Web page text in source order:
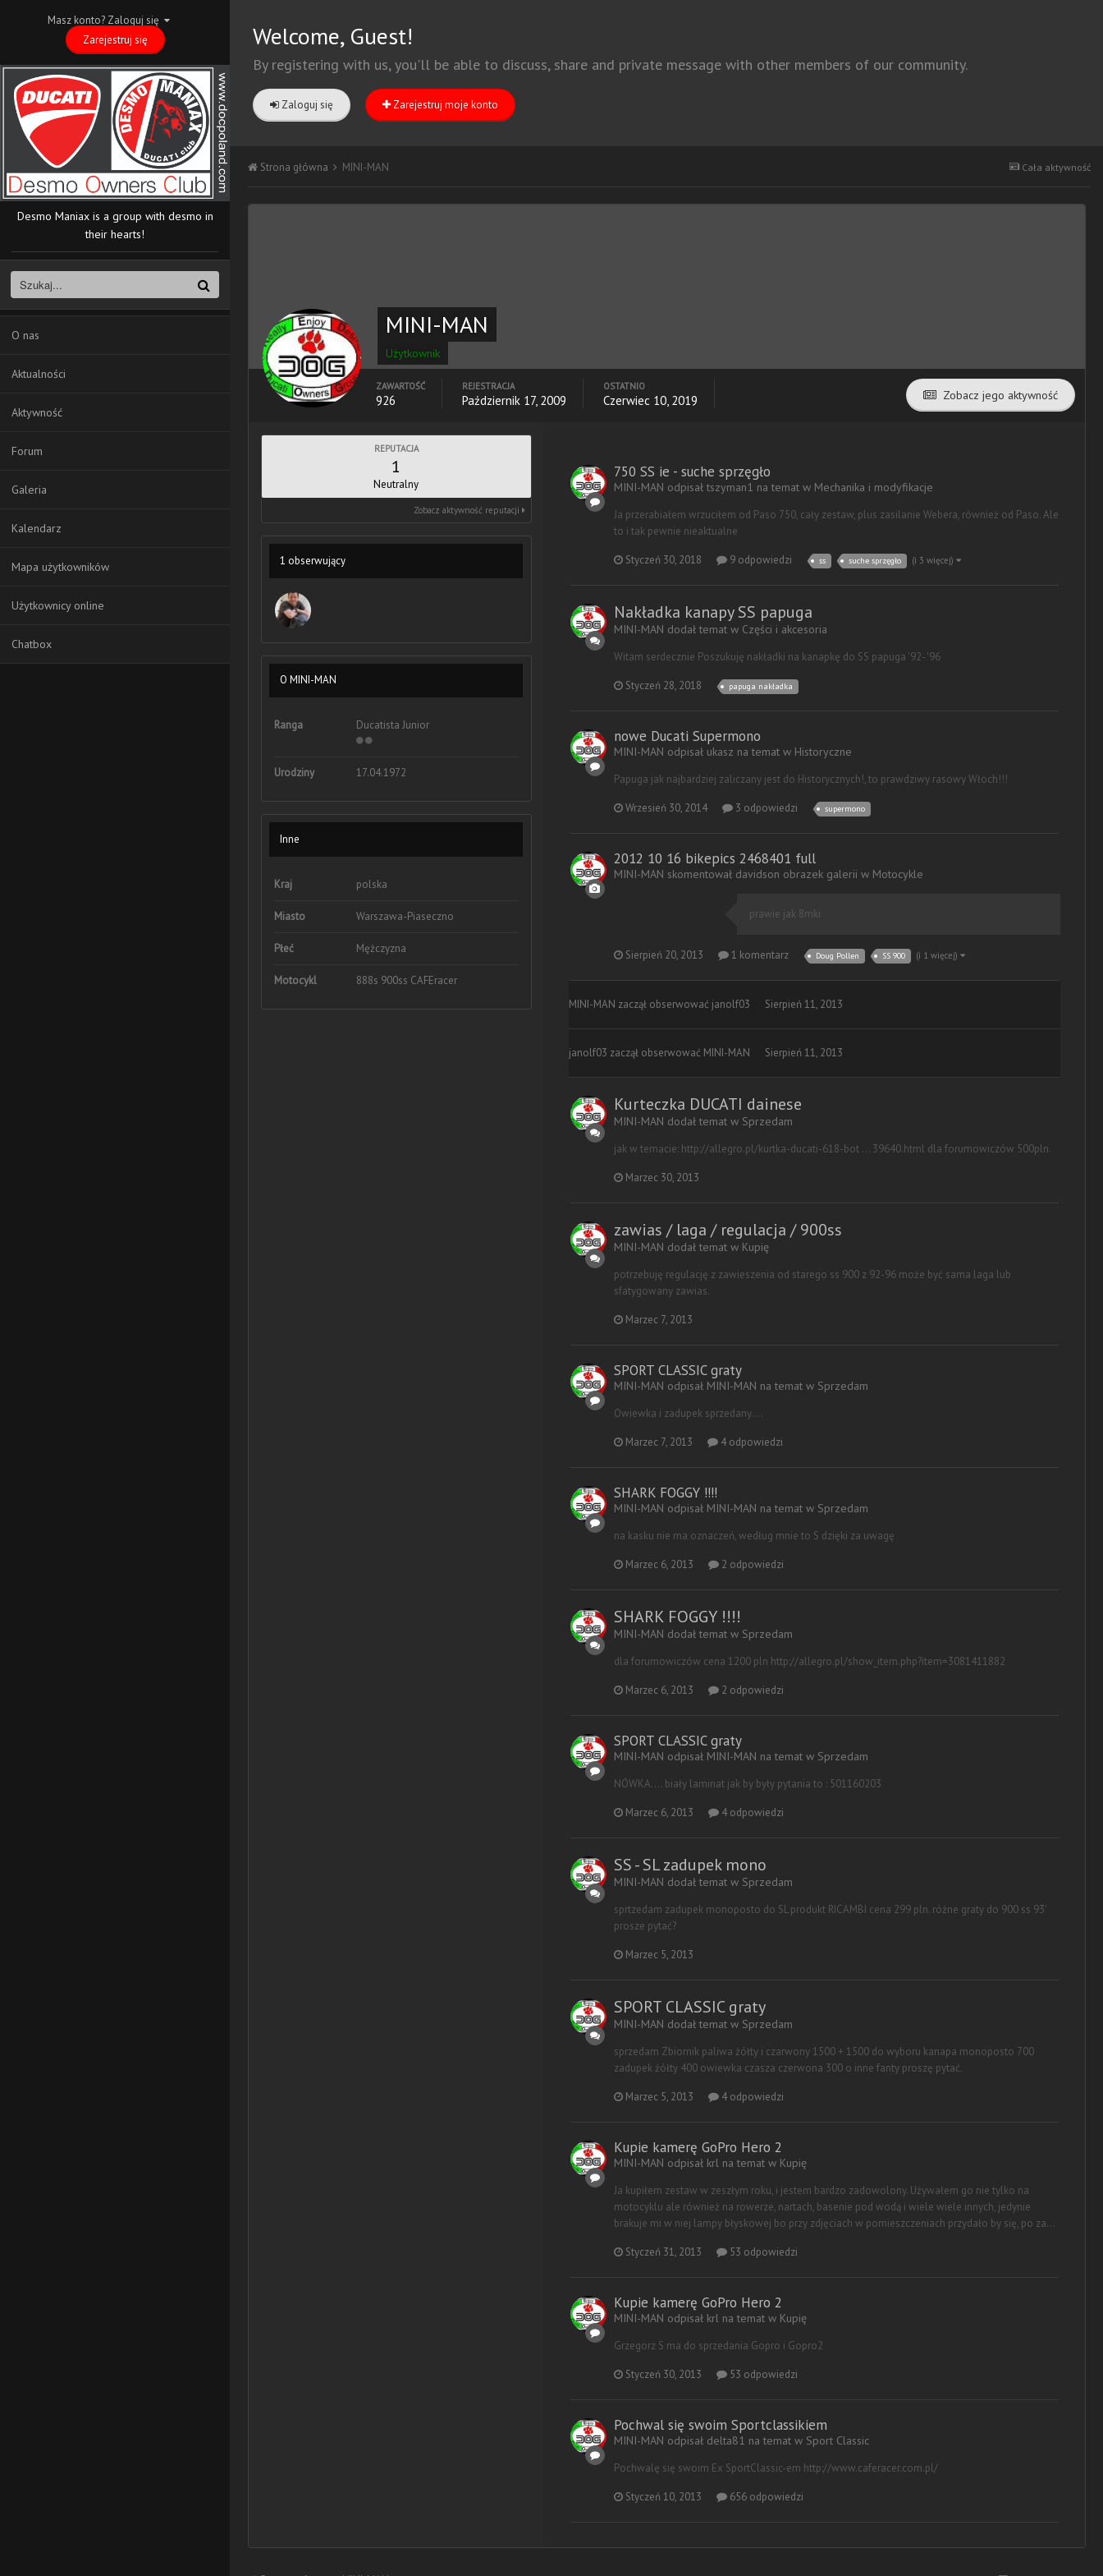
Masz konto? Zaloguj się
Zarejestruj się
Desmo Maniax is a group with desmo in
their hearts!
O nas
Aktualności
Aktywność
Forum
Galeria
Kalendarz
Mapa użytkowników
Użytkownicy online
Chatbox
Welcome, Guest!
By registering with us, you'll be able to discuss, share and private message with other members of our community.
Zaloguj się Zarejestruj moje konto
Cała aktywność
Strona główna MINI-MAN
MINI-MAN
Użytkownik
Zobacz jego aktywność
ZAWARTOŚĆ
926
REJESTRACJA
Październik 17, 2009
OSTATNIO
Czerwiec 10, 2019
REPUTACJA
1
Neutralny
Zobacz aktywność reputacji
1 obserwujący
O MINI-MAN
Ranga Ducatista Junior
Urodziny 17.04.1972
Inne
Kraj polska
Miasto Warszawa-Piaseczno
Płeć Mężczyzna
Motocykl 888s 900ss CAFEracer
750 SS ie - suche sprzęgło
MINI-MAN odpisał tszyman1 na temat w Mechanika i modyfikacje
Ja przerabiałem wrzuciłem od Paso 750, cały zestaw, plus zasilanie Webera, również od Paso. Ale
to i tak pewnie nieaktualne
Styczeń 30, 2018 9 odpowiedzi ss suche sprzęgło (i 3 więcej)
Nakładka kanapy SS papuga
MINI-MAN dodał temat w Części i akcesoria
Witam serdecznie Poszukuję nakładki na kanapkę do SS papuga '92- '96
Styczeń 28, 2018 papuga nakładka
nowe Ducati Supermono
MINI-MAN odpisał ukasz na temat w Historyczne
Papuga jak najbardziej zaliczany jest do Historycznych!, to prawdziwy rasowy Włoch!!!
Wrzesień 30, 2014 3 odpowiedzi supermono
2012 10 16 bikepics 2468401 full
MINI-MAN skomentował davidson obrazek galerii w Motocykle
prawie jak 8mki
Sierpień 20, 2013 1 komentarz Doug Pollen SS 900 (i 1 więcej)
MINI-MAN zaczął obserwować janolf03 Sierpień 11, 2013
janolf03 zaczął obserwować MINI-MAN Sierpień 11, 2013
Kurteczka DUCATI dainese
MINI-MAN dodał temat w Sprzedam
jak w temacie: http://allegro.pl/kurtka-ducati-618-bot ... 39640.html dla forumowiczów 500pln.
Marzec 30, 2013
zawias / laga / regulacja / 900ss
MINI-MAN dodał temat w Kupię
potrzebuję regulację z zawieszenia od starego ss 900 z 92-96 może być sama laga lub
sfatygowany zawias.
Marzec 7, 2013
SPORT CLASSIC graty
MINI-MAN odpisał MINI-MAN na temat w Sprzedam
Owiewka i zadupek sprzedany....
Marzec 7, 2013 4 odpowiedzi
SHARK FOGGY !!!!
MINI-MAN odpisał MINI-MAN na temat w Sprzedam
na kasku nie ma oznaczeń, według mnie to S dzięki za uwagę
Marzec 6, 2013 2 odpowiedzi
SHARK FOGGY !!!!
MINI-MAN dodał temat w Sprzedam
dla forumowiczów cena 1200 pln http://allegro.pl/show_item.php?item=3081411882
Marzec 6, 2013 2 odpowiedzi
SPORT CLASSIC graty
MINI-MAN odpisał MINI-MAN na temat w Sprzedam
NÓWKA.... biały laminat jak by były pytania to : 501160203
Marzec 6, 2013 4 odpowiedzi
SS - SL zadupek mono
MINI-MAN dodał temat w Sprzedam
sprtzedam zadupek monoposto do SL produkt RICAMBI cena 299 pln. różne graty do 900 ss 93'
prosze pytać?
Marzec 5, 2013
SPORT CLASSIC graty
MINI-MAN dodał temat w Sprzedam
sprzedam Zbiornik paliwa żółty i czarwony 1500 + 1500 do wyboru kanapa monoposto 700
zadupek żółty 400 owiewka czasza czerwona 300 o inne fanty proszę pytać.
Marzec 5, 2013 4 odpowiedzi
Kupie kamerę GoPro Hero 2
MINI-MAN odpisał krl na temat w Kupię
Ja kupiłem zestaw w zeszłym roku, i jestem bardzo zadowolony. Używałem go nie tylko na
motocyklu ale również na rowerze, nartach, basenie pod wodą i wiele wiele innych, jedynie
brakuje mi w niej lampy błyskowej bo przy zdjęciach w pomieszczeniach przydało by się, po za...
Styczeń 31, 2013 53 odpowiedzi
Kupie kamerę GoPro Hero 2
MINI-MAN odpisał krl na temat w Kupię
Grzegorz S ma do sprzedania Gopro i Gopro2
Styczeń 30, 2013 53 odpowiedzi
Pochwal się swoim Sportclassikiem
MINI-MAN odpisał delta81 na temat w Sport Classic
Pochwalę się swoim Ex SportClassic-em http://www.caferacer.com.pl/
Styczeń 10, 2013 656 odpowiedzi